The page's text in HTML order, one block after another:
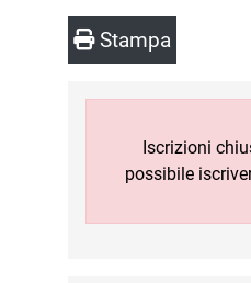
Stampa
Iscrizioni
possibile